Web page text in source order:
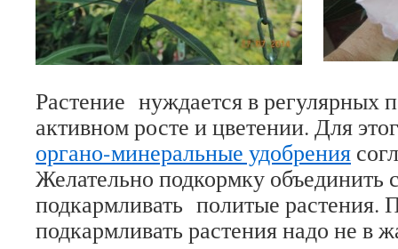
Растение нуждается в регулярных
активном росте и цветении. Для
органо-минеральные удобрения
Желательно подкормку объединить
подкармливать политые растения.
подкармливать растения надо не в